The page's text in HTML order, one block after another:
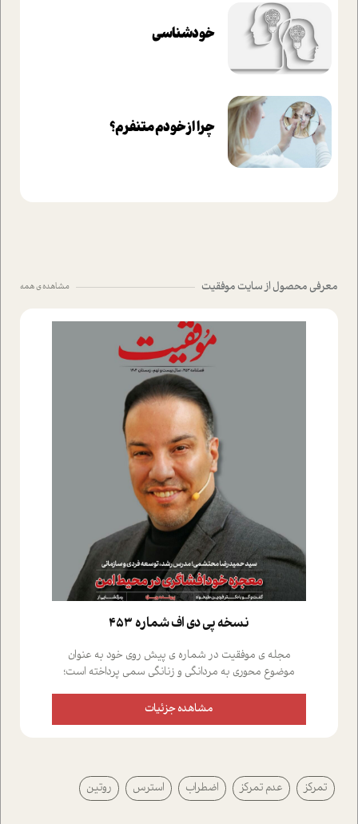
خودشناسی
چرا از خودم متنفرم؟
معرفی محصول از سایت موفقیت مشاهده ی همه
نسخه پي دي اف شماره 453
مجله ی موفقیت در شماره ی پیش روی خود به عنوان
موضوع محوری به مردانگی و زنانگی سمی پرداخته است؛
علیخواه، جامعه شناس در بخش های مختلف تلاش کرده ایم
از دریچه های گوناگون به این موضوع مهم بپردازیم.فصل
پیرامون آن آشنا می کند.در بخش دو فنجان داغ به سراغ افرادی
رفته ایم که موفقیت را در عمل به اثبات رسانده اند؛ سید
حمیدرضا محتشمی که بیست و پنجمین سال فعالیت حرفه
مشاهده جزئیات
تمرکز عدم تمرکز اضطراب استرس روتین